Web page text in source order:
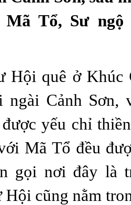
Tổ, Sư ngộ
Hội quê ở Khúc
ngài Cảnh Sơn,
yếu chỉ
Mã Tổ đều
gọi nơi đây là
cũng nằm